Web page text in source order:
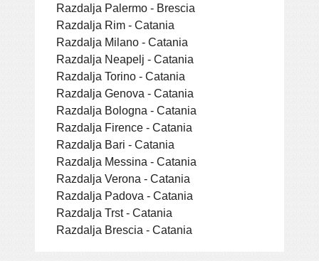
Razdalja Palermo - Brescia
Razdalja Rim - Catania
Razdalja Milano - Catania
Razdalja Neapelj - Catania
Razdalja Torino - Catania
Razdalja Genova - Catania
Razdalja Bologna - Catania
Razdalja Firence - Catania
Razdalja Bari - Catania
Razdalja Messina - Catania
Razdalja Verona - Catania
Razdalja Padova - Catania
Razdalja Trst - Catania
Razdalja Brescia - Catania